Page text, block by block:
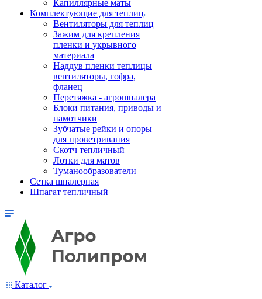
Капиллярные маты
Комплектующие для теплиц
Вентиляторы для теплиц
Зажим для крепления
пленки и укрывного
материала
Наддув пленки теплицы
вентиляторы, гофра,
фланец
Перетяжка - агрошпалера
Блоки питания, приводы и
намотчики
Зубчатые рейки и опоры
для проветривания
Скотч тепличный
Лотки для матов
Туманообразователи
Сетка шпалерная
Шпагат тепличный
Каталог